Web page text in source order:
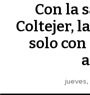
Con la
Coltejer,
solo